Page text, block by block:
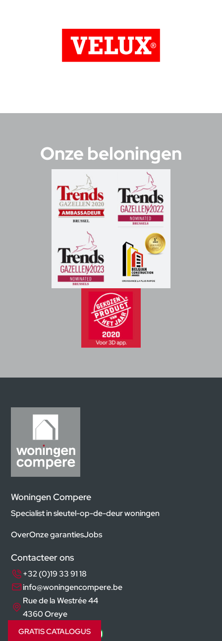
GRATIS CATALOGUS
Onze beloningen
Woningen Compere
Specialist in sleutel-op-de-deur woningen
OverOnze garantiesJobs
Contacteer ons
+32 (0)19 33 91 18
info@woningencompere.be
Rue de la Westrée 44
4360 Oreye